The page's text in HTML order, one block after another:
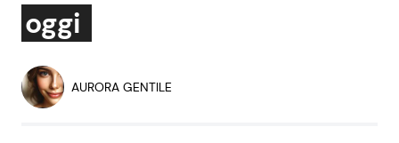
Dal Mondo
Economia
Persone Scomparse
oggi
AURORA GENTILE